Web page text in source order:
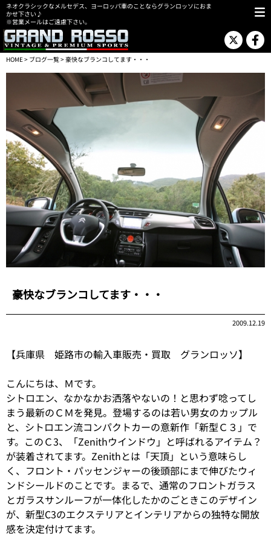
ネオクラシックなメルセデス、ヨーロッパ車のことならグランロッソにおま
かせ下さい♪
※営業メールはご遠慮下さい。
HOME> ブログ一覧> 豪快なブランコしてます・・・
豪快なブランコしてます・・・
2009.12.19
【兵庫県 姫路市の輸入車販売・買取 グランロッソ】
こんにちは、Ｍです。
シトロエン、なかなかお洒落やないの！と思わず唸ってし
まう最新のＣＭを発見。登場するのは若い男女のカップル
と、シトロエン流コンパクトカーの意新作「新型Ｃ３」で
す。このＣ3、「Zenithウインドウ」と呼ばれるアイテム？
が装着されてます。Zenithとは「天頂」という意味らし
く、フロント・パッセンジャーの後頭部にまで伸びたウィ
ンドシールドのことです。まるで、通常のフロントガラス
とガラスサンルーフが一体化したかのごときこのデザイン
が、新型C3のエクステリアとインテリアからの独特な開放
感を決定付けてます。